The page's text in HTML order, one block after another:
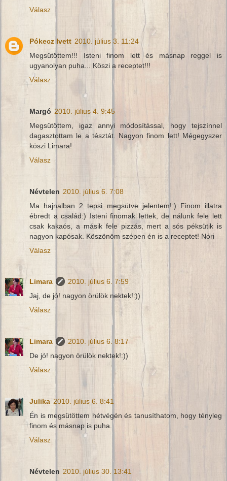
Válasz
Pókecz Ivett 2010. július 3. 11:24
Megsütöttem!!! Isteni finom lett és másnap reggel is
ugyanolyan puha... Köszi a receptet!!!
Válasz
Margó 2010. július 4. 9:45
Megsütöttem, igaz annyi módosítással, hogy tejszínnel
dagasztottam le a tésztát. Nagyon finom lett! Mégegyszer
köszi Limara!
Válasz
Névtelen 2010. július 6. 7:08
Ma hajnalban 2 tepsi megsütve jelentem!:) Finom illatra
ébredt a család:) Isteni finomak lettek, de nálunk fele lett
csak kakaós, a másik fele pizzás, mert a sós péksütik is
nagyon kapósak. Köszönöm szépen én is a receptet! Nóri
Válasz
Limara
2010. július 6. 7:59
Jaj, de jó! nagyon örülök nektek!:))
Válasz
Limara
2010. július 6. 8:17
De jó! nagyon örülök nektek!:))
Válasz
Julika 2010. július 6. 8:41
Én is megsütöttem hétvégén és tanusíthatom, hogy tényleg
finom és másnap is puha.
Válasz
Névtelen 2010. július 30. 13:41